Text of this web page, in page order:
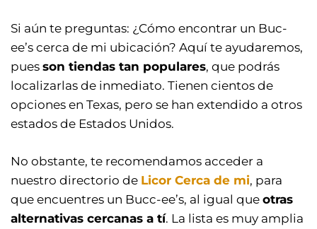
Si aún te preguntas: ¿Cómo encontrar un Buc-
ee’s cerca de mi ubicación? Aquí te ayudaremos,
pues son tiendas tan populares, que podrás
localizarlas de inmediato. Tienen cientos de
opciones en Texas, pero se han extendido a otros
estados de Estados Unidos.
No obstante, te recomendamos acceder a
nuestro directorio de Licor Cerca de mi, para
que encuentres un Bucc-ee’s, al igual que otras
alternativas cercanas a tí. La lista es muy amplia